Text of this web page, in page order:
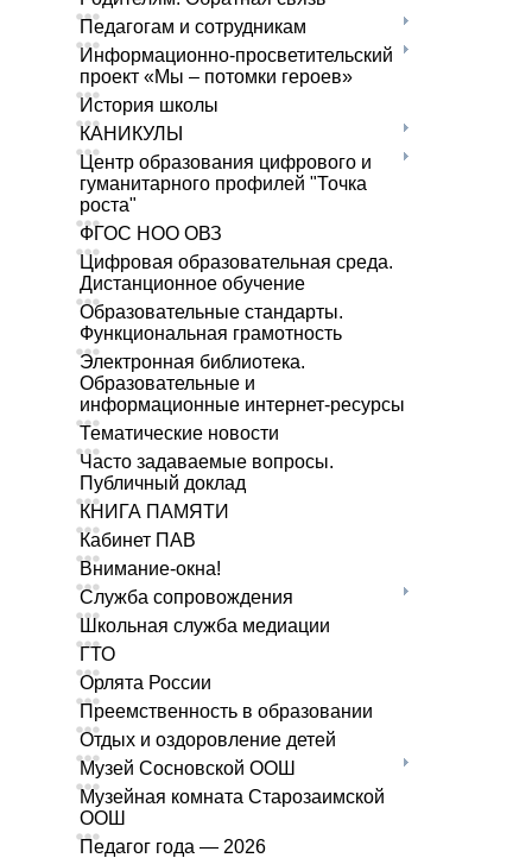
Педагогам и сотрудникам
Информационно-просветительский
проект «Мы – потомки героев»
История школы
КАНИКУЛЫ
Центр образования цифрового и
гуманитарного профилей "Точка
роста"
ФГОС НОО ОВЗ
Цифровая образовательная среда.
Дистанционное обучение
Образовательные стандарты.
Функциональная грамотность
Электронная библиотека.
Образовательные и
информационные интернет-ресурсы
Тематические новости
Часто задаваемые вопросы.
Публичный доклад
КНИГА ПАМЯТИ
Кабинет ПАВ
Внимание-окна!
Служба сопровождения
Школьная служба медиации
ГТО
Орлята России
Преемственность в образовании
Отдых и оздоровление детей
Музей Сосновской ООШ
Музейная комната Старозаимской
ООШ
Педагог года — 2026